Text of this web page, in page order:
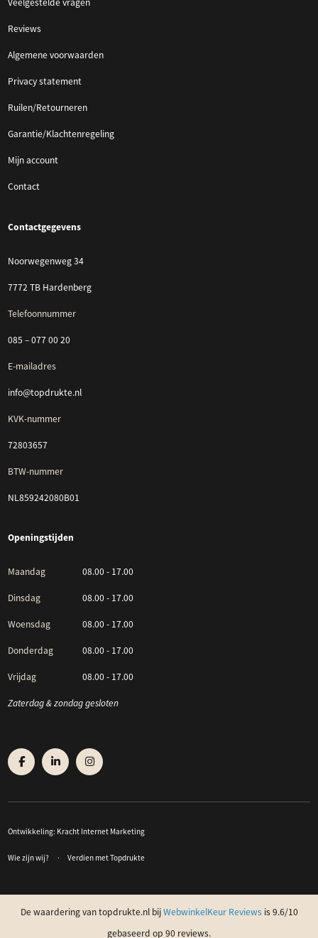
Veelgestelde vragen
Reviews
Algemene voorwaarden
Privacy statement
Ruilen/Retourneren
Garantie/Klachtenregeling
Mijn account
Contact
Contactgegevens
Noorwegenweg 34
7772 TB Hardenberg
Telefoonnummer
085 – 077 00 20
E-mailadres
info@topdrukte.nl
KVK-nummer
72803657
BTW-nummer
NL859242080B01
Openingstijden
Maandag 08.00 - 17.00
Dinsdag 08.00 - 17.00
Woensdag 08.00 - 17.00
Donderdag 08.00 - 17.00
Vrijdag 08.00 - 17.00
Zaterdag & zondag gesloten
Ontwikkeling: Kracht Internet Marketing
Wie zijn wij? Verdien met Topdrukte
De waardering van topdrukte.nl bijWebwinkelKeur Reviewsis 9.6/10
gebaseerd op 90 reviews.